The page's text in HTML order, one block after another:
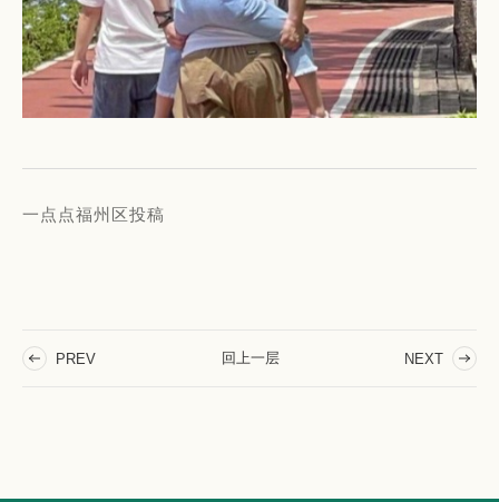
一点点福州区投稿
PREV 回上一层 NEXT